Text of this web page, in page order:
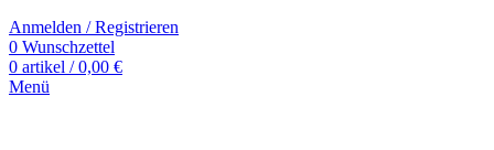
Anmelden / Registrieren
0 Wunschzettel
0 artikel / 0,00 €
Menü